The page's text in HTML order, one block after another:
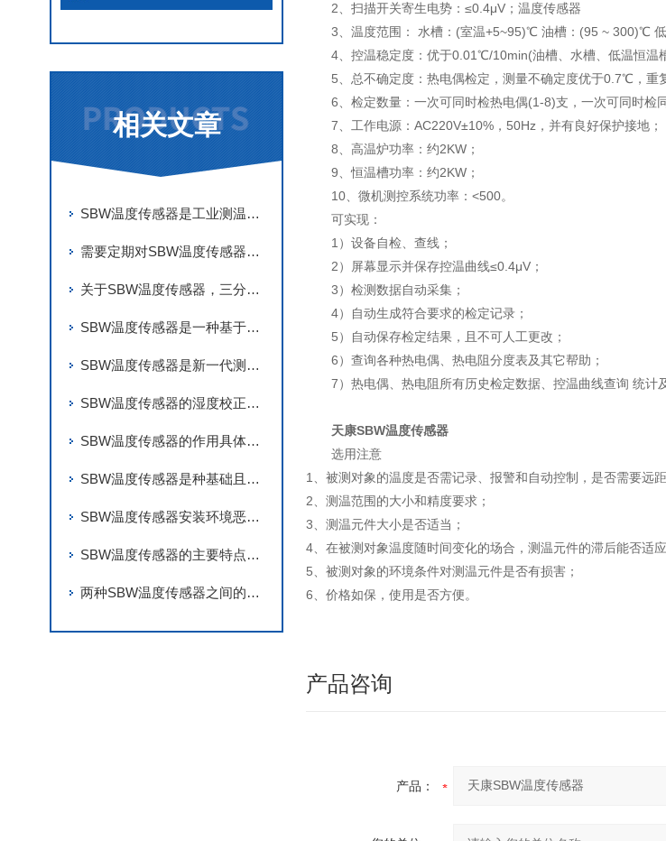
相关文章
SBW温度传感器是工业测温中的稳定伙伴
需要定期对SBW温度传感器进行维护和校准
关于SBW温度传感器，三分钟您就懂
SBW温度传感器是一种基于温度变化原理的传感器
SBW温度传感器是新一代测温仪表
SBW温度传感器的湿度校正方式
SBW温度传感器的作用具体体现在哪些方面？
SBW温度传感器是种基础且关键的测量工具
SBW温度传感器安装环境恶略，便更加要求了性能的稳定可靠
SBW温度传感器的主要特点有哪些？
两种SBW温度传感器之间的异同点分析
2、扫描开关寄生电势：≤0.4μV；温度传感器
3、温度范围： 水槽：(室温+5~95)℃ 油槽：(95 ~ 300)℃
4、控温稳定度：优于0.01℃/10min(油槽、水槽、低温恒温
5、总不确定度：热电偶检定，测量不确定度优于0.7℃，
6、检定数量：一次可同时检热电偶(1-8)支，一次可同时检
7、工作电源：AC220V±10%，50Hz，并有良好保护接地；
8、高温炉功率：约2KW；
9、恒温槽功率：约2KW；
10、微机测控系统功率：<500。
可实现：
1）设备自检、查线；
2）屏幕显示并保存控温曲线≤0.4μV；
3）检测数据自动采集；
4）自动生成符合要求的检定记录；
5）自动保存检定结果，且不可人工更改；
6）查询各种热电偶、热电阻分度表及其它帮助；
7）热电偶、热电阻所有历史检定数据、控温曲线查询 统计
天康SBW温度传感器
选用注意
1、被测对象的温度是否需记录、报警和自动控制，是否需要远
2、测温范围的大小和精度要求；
3、测温元件大小是否适当；
4、在被测对象温度随时间变化的场合，测温元件的滞后能否适应
5、被测对象的环境条件对测温元件是否有损害；
6、价格如保，使用是否方便。
产品咨询
产品：